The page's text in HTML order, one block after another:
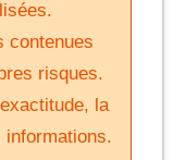
contenues
risques.
la
informations.